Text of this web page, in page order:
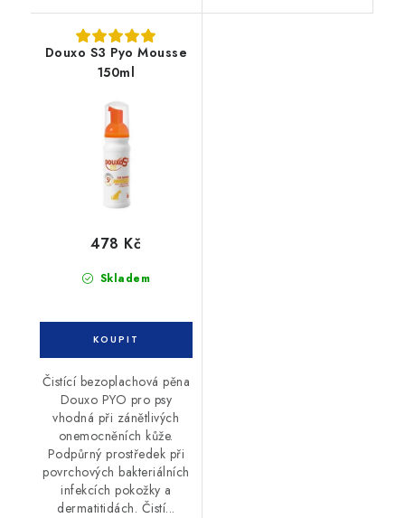
Douxo S3 Pyo Mousse
150ml
Skladem
478 Kč
Čistící bezoplachová pěna
Douxo PYO pro psy
vhodná při zánětlivých
onemocněních kůže.
Podpůrný prostředek při
povrchových bakteriálních
infekcích pokožky a
dermatitidách. Čistí...